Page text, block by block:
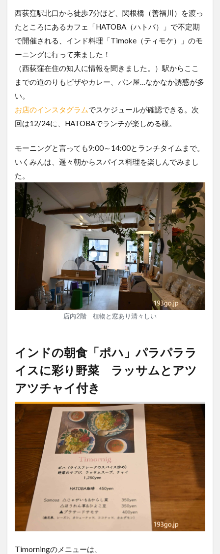
西荻窪駅北口から徒歩7分ほど、関根橋（善福川）を渡っ
たところにあるカフェ「HATOBA（ハトバ）」で不定期
で開催される、インド料理「Timoke（ティモケ）」のモ
ーニングに行って来ました！
（西荻窪在住の知人に情報を聞きました。）駅からここ
までの道のりもピザやカレー、パン屋…なかなか誘惑が多
い。
お店のインスタグラムでスケジュールが確認できる。次
回は12/24に、HATOBAでランチが楽しめる様。
モーニングと言っても9:00～14:00とランチタイムまで。
いくみんは、遥々朝からスパイス料理を楽しんでみまし
た。
店内2階 植物と窓あり清々しい
インドの朝食「ポハ」パラパララ
イスに彩り野菜 ラッサムとアツ
アツチャイ付き
Timorningのメニューは、